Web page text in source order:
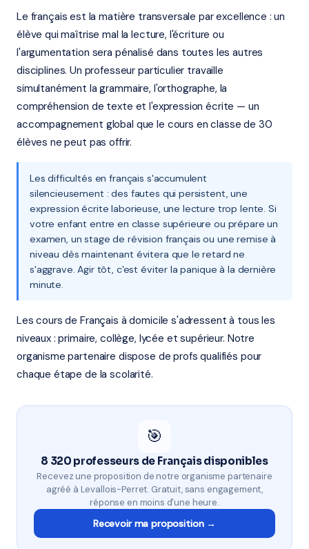
Le français est la matière transversale par excellence : un
élève qui maîtrise mal la lecture, l'écriture ou
l'argumentation sera pénalisé dans toutes les autres
disciplines. Un professeur particulier travaille
simultanément la grammaire, l'orthographe, la
compréhension de texte et l'expression écrite — un
accompagnement global que le cours en classe de 30
élèves ne peut pas offrir.
Les difficultés en français s'accumulent
silencieusement : des fautes qui persistent, une
expression écrite laborieuse, une lecture trop lente. Si
votre enfant entre en classe supérieure ou prépare un
examen, un stage de révision français ou une remise à
niveau dès maintenant évitera que le retard ne
s'aggrave. Agir tôt, c'est éviter la panique à la dernière
minute.
Les cours de Français à domicile s'adressent à tous les
niveaux : primaire, collège, lycée et supérieur. Notre
organisme partenaire dispose de profs qualifiés pour
chaque étape de la scolarité.
🎯
8 320 professeurs de Français disponibles
Recevez une proposition de notre organisme partenaire
agréé à Levallois-Perret. Gratuit, sans engagement,
réponse en moins d'une heure.
Recevoir ma proposition →